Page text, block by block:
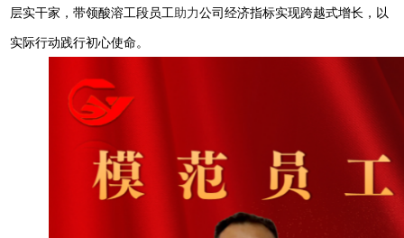
层实干家，带领酸溶工段员工助力公司经济指标实现跨越式增长，以
实际行动践行初心使命。